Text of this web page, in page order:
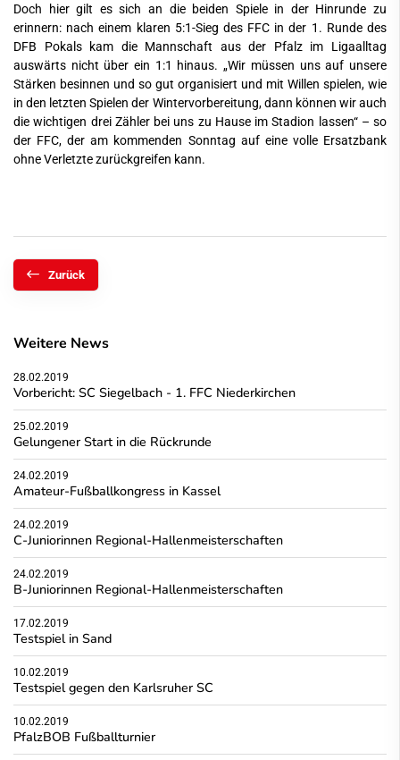
Doch hier gilt es sich an die beiden Spiele in der Hinrunde zu
erinnern: nach einem klaren 5:1-Sieg des FFC in der 1. Runde des
DFB Pokals kam die Mannschaft aus der Pfalz im Ligaalltag
auswärts nicht über ein 1:1 hinaus. „Wir müssen uns auf unsere
Stärken besinnen und so gut organisiert und mit Willen spielen, wie
in den letzten Spielen der Wintervorbereitung, dann können wir auch
die wichtigen drei Zähler bei uns zu Hause im Stadion lassen“ – so
der FFC, der am kommenden Sonntag auf eine volle Ersatzbank
ohne Verletzte zurückgreifen kann.
Zurück
Weitere News
28.02.2019
Vorbericht: SC Siegelbach - 1. FFC Niederkirchen
25.02.2019
Gelungener Start in die Rückrunde
24.02.2019
Amateur-Fußballkongress in Kassel
24.02.2019
C-Juniorinnen Regional-Hallenmeisterschaften
24.02.2019
B-Juniorinnen Regional-Hallenmeisterschaften
17.02.2019
Testspiel in Sand
10.02.2019
Testspiel gegen den Karlsruher SC
10.02.2019
PfalzBOB Fußballturnier